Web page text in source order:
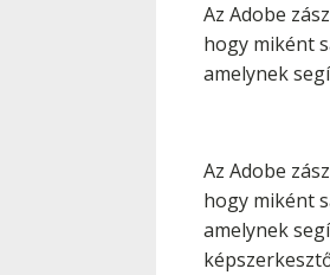
Az Adobe
hogy miként
amelynek
Az Adobe
hogy miként
amelynek